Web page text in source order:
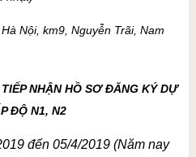
Nội, km9, Nguyễn Trãi, Nam
NHẬN HỒ SƠ ĐĂNG KÝ DỰ
ĐỘ N1, N2
đến 05/4/2019 (Năm nay